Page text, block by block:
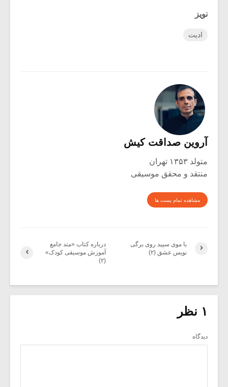
نویز
ادیت
آروین صداقت کیش
متولد ۱۳۵۳ تهران
منتقد و محقق موسیقی
مشاهده تمام پست ها
درباره کتاب «متد جامع
آموزش موسیقی کودک»
(۲)
با موی سپید روی برگی
نویس عشق (۲)
۱ نظر
دیدگاه